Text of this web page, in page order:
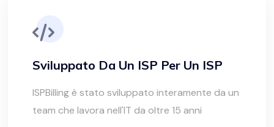
Sviluppato Da Un ISP Per Un ISP
ISPBilling è stato sviluppato interamente da un
team che lavora nell'IT da oltre 15 anni